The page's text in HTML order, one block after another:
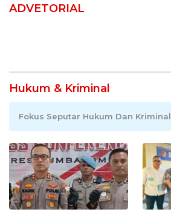
ADVETORIAL
Hukum & Kriminal
Fokus Seputar Hukum Dan Kriminal